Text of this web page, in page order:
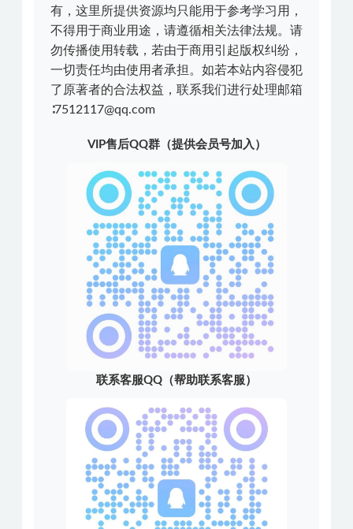
有，这里所提供资源均只能用于参考学习用，
不得用于商业用途，请遵循相关法律法规。请
勿传播使用转载，若由于商用引起版权纠纷，
一切责任均由使用者承担。如若本站内容侵犯
了原著者的合法权益，联系我们进行处理邮箱
∶7512117@qq.com
VIP售后QQ群（提供会员号加入）
联系客服QQ（帮助联系客服）